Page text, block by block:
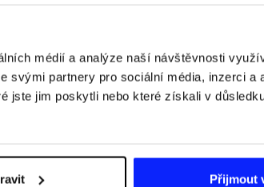
médií a analýze naší návštěvnosti
svými partnery pro sociální média, inzerci a
jste jim poskytli nebo které získali v
Přijmout
rekordy a nejlepší jezdci F1
Jak si